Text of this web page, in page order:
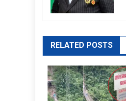
RELATED POSTS